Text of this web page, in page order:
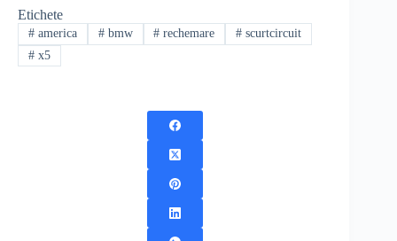
Etichete
#america #bmw # rechemare # scurtcircuit
#x5